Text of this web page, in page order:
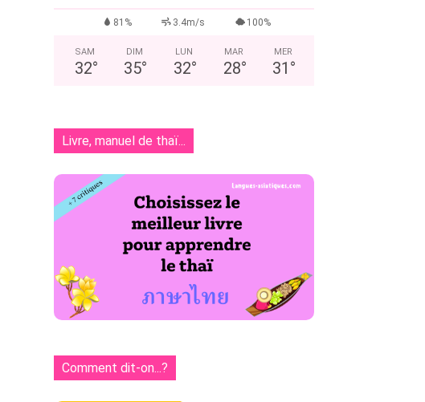
81% 3.4m/s 100%
SAM
32°
DIM
35°
LUN
32°
MAR
28°
MER
31 °
Livre, manuel de thaï...
Comment dit-on...?